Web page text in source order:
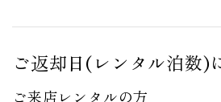
ご返却日(レンタル泊数)
ご来店レンタルの方